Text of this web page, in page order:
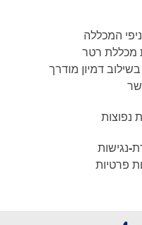
מכללת רטר
נפוצות
נגישות
פרטיות